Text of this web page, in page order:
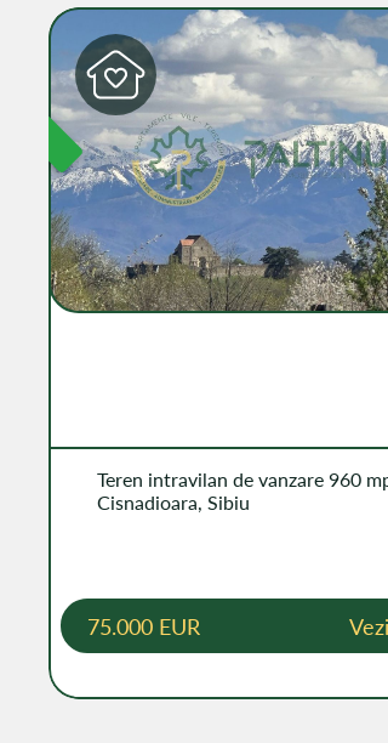
Teren intravilan de vanzare 960
Cisnadioara, Sibiu
75.000 EUR